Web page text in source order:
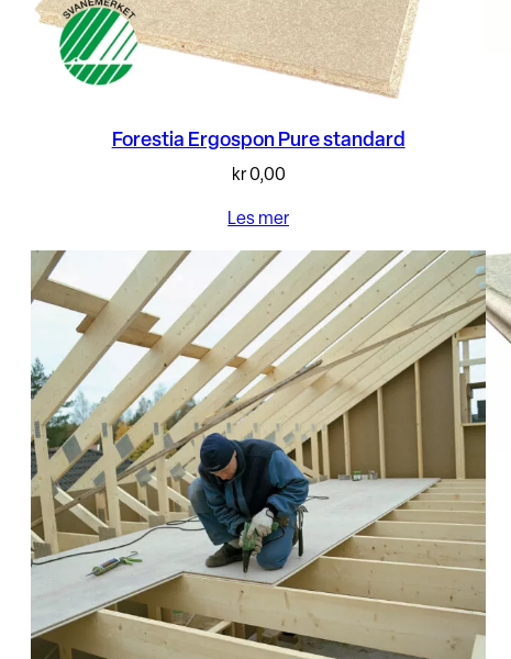
Forestia Ergospon Pure standard
kr0,00
Les mer